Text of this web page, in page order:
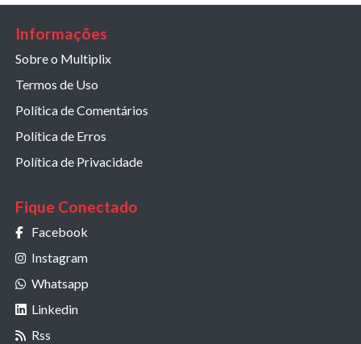
Informações
Sobre o Multiplix
Termos de Uso
Política de Comentários
Política de Erros
Política de Privacidade
Fique Conectado
Facebook
Instagram
Whatsapp
Linkedin
Rss